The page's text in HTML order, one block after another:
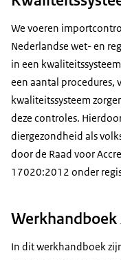
We voeren
Nederlandse wet- en
in een
een aantal
kwaliteitssysteem
deze controles.
diergezondheid als
door de Raad voor
17020:2012 onder
In dit werkhandboek